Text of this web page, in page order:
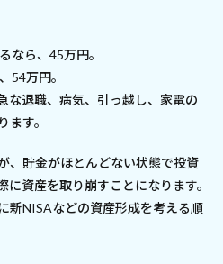
なら、45万円。
54万円。
な退職、病気、引っ越し、家電の
す。
、貯金がほとんどない状態で投資
資産を取り崩すことになります。
新NISAなどの資産形成を考える順